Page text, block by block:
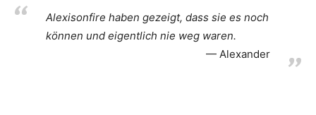
Alexisonfire haben gezeigt, dass sie es noch
können und eigentlich nie weg waren.
Alexander